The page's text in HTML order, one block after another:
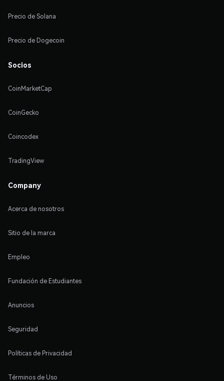
Precio de Solana
Precio de Dogecoin
Socios
CoinMarketCap
CoinGecko
Coincodex
TradingView
Company
Acerca de nosotros
Sitio de la marca
Empleo
Fundación de Estudiantes
Anuncios
Seguridad
Políticas de Privacidad
Términos de Uso